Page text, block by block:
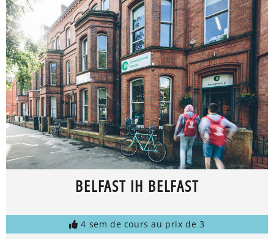
BELFAST IH BELFAST
4 sem de cours au prix de 3